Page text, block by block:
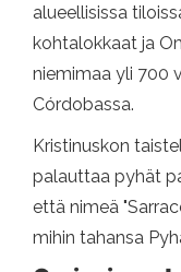
alueellisissa
kohtalokkaat ja
niemimaa yli 700
Córdobassa.
Kristinuskon
palauttaa pyhät
että nimeä
mihin tahansa